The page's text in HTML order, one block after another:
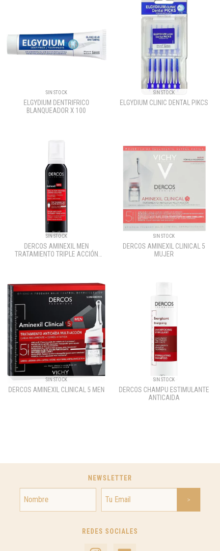
SIN STOCK
ELGYDIUM DENTRIFRICO
BLANQUEADOR X 100
SIN STOCK
ELGYDIUM CLINIC DENTAL PIKCS
SIN STOCK
DERCOS AMINEXIL MEN
TRATAMIENTO TRIPLE ACCIÓN
SIN STOCK
DERCOS AMINEXIL CLINICAL 5
MUJER
SIN STOCK
DERCOS AMINEXIL CLINICAL 5 MEN
SIN STOCK
DERCOS CHAMPU ESTIMULANTE
ANTICAIDA
NEWSLETTER
REDES SOCIALES